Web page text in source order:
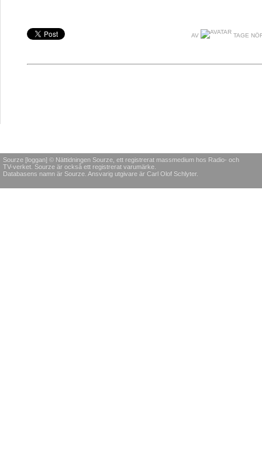
AV TAGE
Sourze [loggan] © Nättidningen Sourze, ett registrerat massmedium hos Radio- och
TV-verket. Sourze är också ett registrerat varumärke.
Databasens namn är Sourze. Ansvarig utgivare är Carl Olof Schlyter.